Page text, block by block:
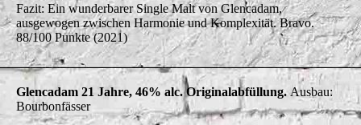
Fazit: Ein wunderbarer Single Malt von Glencadam,
ausgewogen zwischen Harmonie und Komplexität. Bravo.
88/100 Punkte (2021)
Glencadam 21 Jahre, 46% alc. Originalabfüllung.Ausbau:
Bourbonfässer